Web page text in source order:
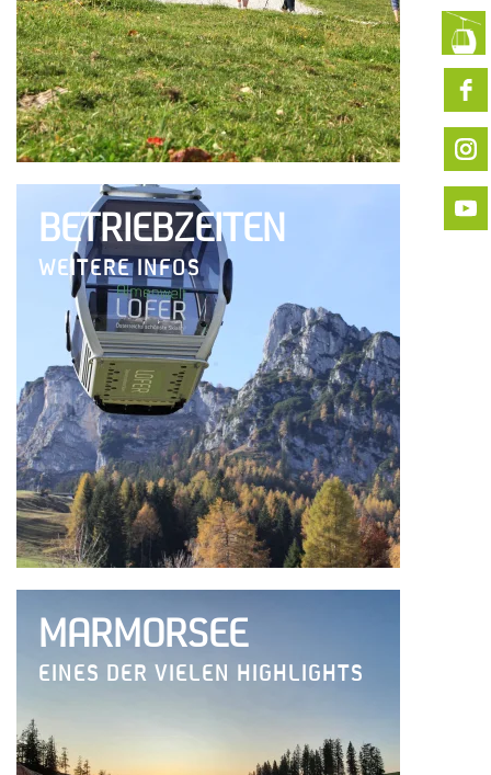
BETRIEBZEITEN
WEITERE INFOS
MARMORSEE
EINES DER VIELEN HIGHLIGHTS